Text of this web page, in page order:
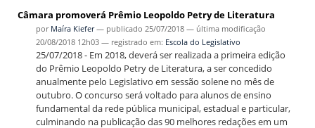
Câmara promoverá Prêmio Leopoldo Petry de Literatura
por Maíra Kiefer — publicado 25/07/2018 — última modificação
20/08/2018 12h03 — registrado em: Escola do Legislativo
25/07/2018 - Em 2018, deverá ser realizada a primeira edição
do Prêmio Leopoldo Petry de Literatura, a ser concedido
anualmente pelo Legislativo em sessão solene no mês de
outubro. O concurso será voltado para alunos de ensino
fundamental da rede pública municipal, estadual e particular,
culminando na publicação das 90 melhores redações em um